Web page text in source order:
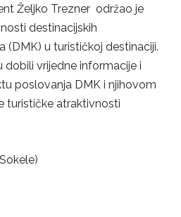
Željko Trezner održao je
destinacijskih
(DMK) u turističkoj destinaciji.
dobili vrijedne informacije i
poslovanja DMK i njihovom
turističke atraktivnosti